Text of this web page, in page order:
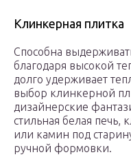
Клинкерная плитка
Способна
благодаря высокой
долго удерживает
выбор клинкерной
дизайнерские
стильная белая печь,
или камин под
ручной формовки.